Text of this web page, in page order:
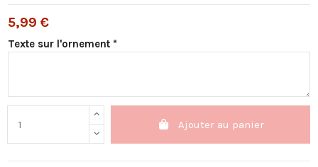
5,99 €
Texte sur l'ornement *
Ajouter au panier